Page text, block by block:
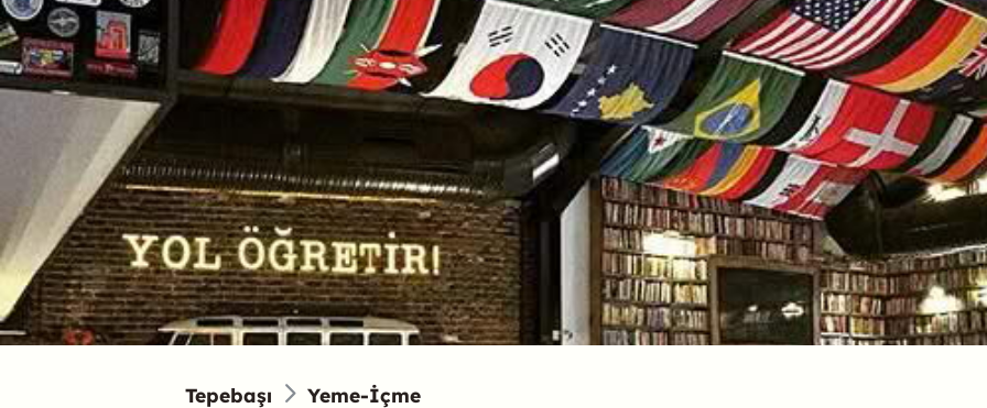
Tepebaşı Yeme-İçme